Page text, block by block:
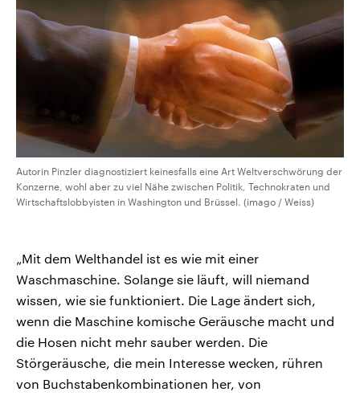
Autorin Pinzler diagnostiziert keinesfalls eine Art Weltverschwörung der
Konzerne, wohl aber zu viel Nähe zwischen Politik, Technokraten und
Wirtschaftslobbyisten in Washington und Brüssel. (imago / Weiss)
„Mit dem Welthandel ist es wie mit einer
Waschmaschine. Solange sie läuft, will niemand
wissen, wie sie funktioniert. Die Lage ändert sich,
wenn die Maschine komische Geräusche macht und
die Hosen nicht mehr sauber werden. Die
Störgeräusche, die mein Interesse wecken, rühren
von Buchstabenkombinationen her, von